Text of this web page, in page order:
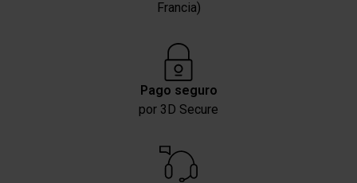
Francia)
Pago seguro
por 3D Secure